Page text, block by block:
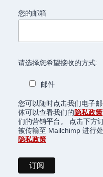
您的邮箱
请选择您希望接收的方式:
邮件
您可以随时点击我们电子
体可以查看我们的隐私政策
们的营销平台。 点击下方
被传输至 Mailchimp 进行
隐私政策